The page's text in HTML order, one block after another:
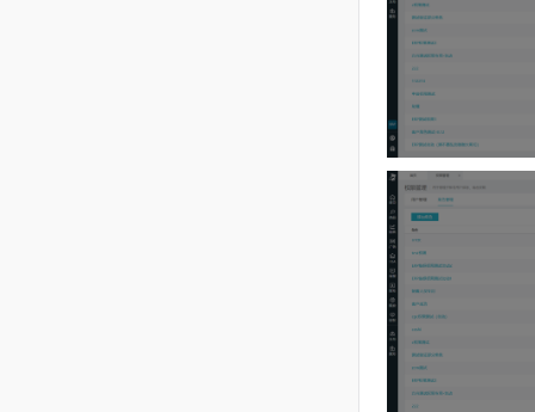
6、
限管理，可
后点击确定